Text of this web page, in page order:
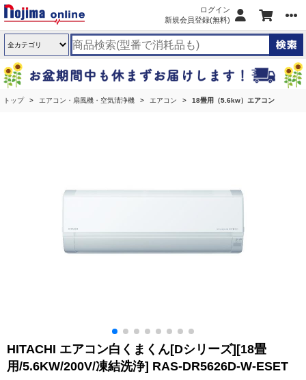
ログイン
新規会員登録(無料)
トップ エアコン・扇風機・空気清浄機 エアコン 18畳用（5.6kw）エアコン
HITACHI エアコン白くまくん[Dシリーズ][18畳
用/5.6KW/200V/凍結洗浄] RAS-DR5626D-W-ESET